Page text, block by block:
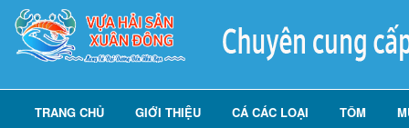
TRANG CHỦ GIỚI THIỆU CÁ CÁC LOẠI TÔM